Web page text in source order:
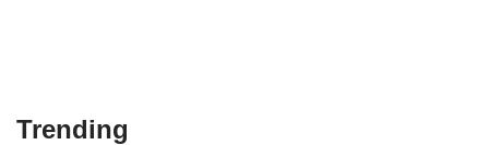
Trending